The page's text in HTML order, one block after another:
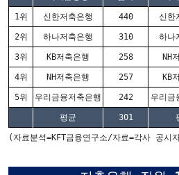
1위 신한저축은행 440 신한
2위 하나저축은행 310 하나
3위 KB저축은행 258 NH
4위 NH저축은행 257 KB
5위 우리금융저축은행 242 우리금
평균 301
(자료분석=KFT금융연구소/자료=각사 공시